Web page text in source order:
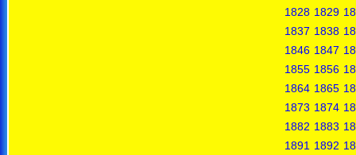
1828 1829
1837 1838
1846 1847
1855 1856
1864 1865
1873 1874
1882 1883
1891 1892